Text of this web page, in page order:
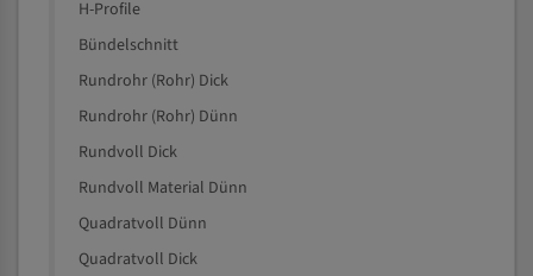
H-Profile
Bündelschnitt
Rundrohr (Rohr) Dick
Rundrohr (Rohr) Dünn
Rundvoll Dick
Rundvoll Material Dünn
Quadratvoll Dünn
Quadratvoll Dick